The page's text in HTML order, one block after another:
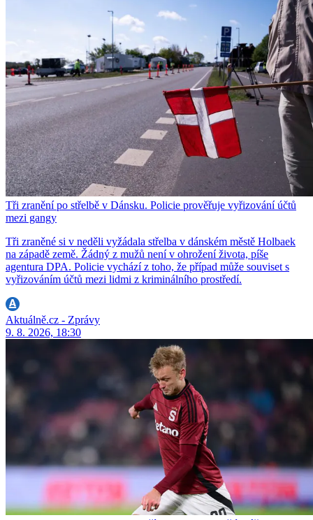
Tři zranění po střelbě v Dánsku. Policie prověřuje vyřizování účtů
mezi gangy
Tři zraněné si v neděli vyžádala střelba v dánském městě Holbaek
na západě země. Žádný z mužů není v ohrožení života, píše
agentura DPA. Policie vychází z toho, že případ může souviset s
vyřizováním účtů mezi lidmi z kriminálního prostředí.
Aktuálně.cz - Zprávy
9. 8. 2026, 18:30